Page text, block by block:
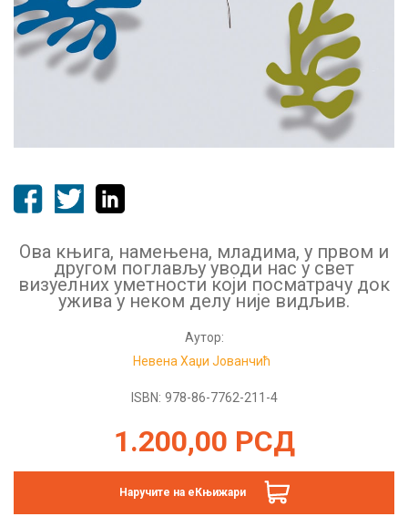
Ова књига, намењена, младима, у првом и
другом поглављу уводи нас у свет
визуелних уметности који посматрачу док
ужива у неком делу није видљив.
Аутор:
Невена Хаџи Јованчић
ISBN: 978-86-7762-211-4
1.200,00 РСД
Наручите на еКњижари